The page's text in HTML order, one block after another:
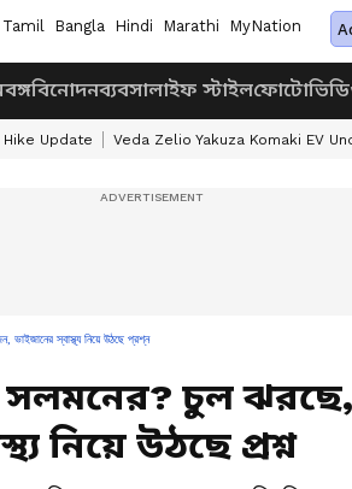
Tamil Bangla Hindi Marathi MyNation
বিনোদনব্যবসালাইফ স্টাইলফোটো
Hike Update Veda Zelio Yakuza Komaki EV
স্বাস্থ্য নিয়ে উঠছে প্রশ্ন
সলমনের? চুল ঝরছে,
নিয়ে উঠছে প্রশ্ন